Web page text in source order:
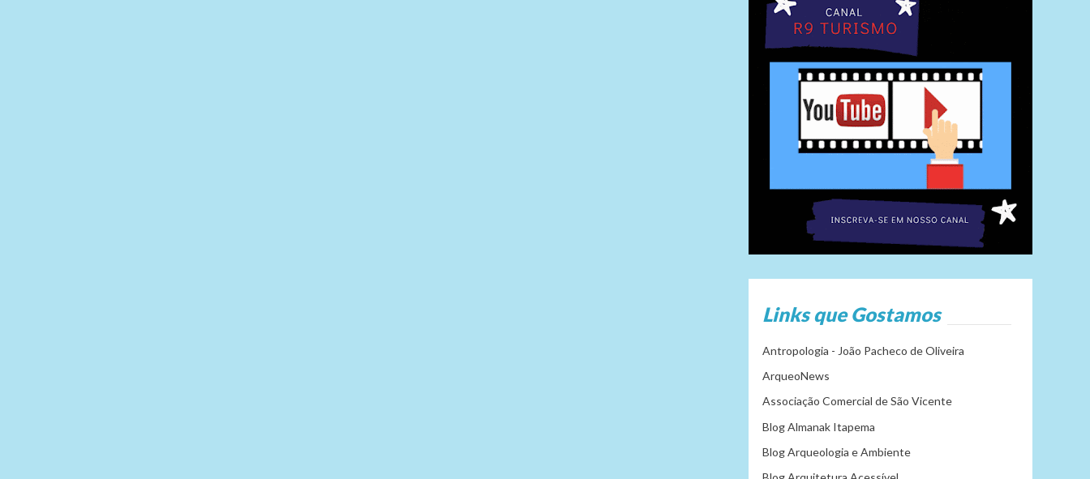
Links que Gostamos
Antropologia - João Pacheco de Oliveira
ArqueoNews
Associação Comercial de São Vicente
Blog Almanak Itapema
Blog Arqueologia e Ambiente